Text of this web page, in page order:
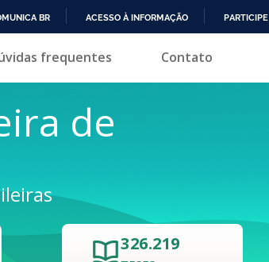
PARA
BR ACESSO À INFORMAÇÃO PARTICIPE
frequentes Contato
de
326.219